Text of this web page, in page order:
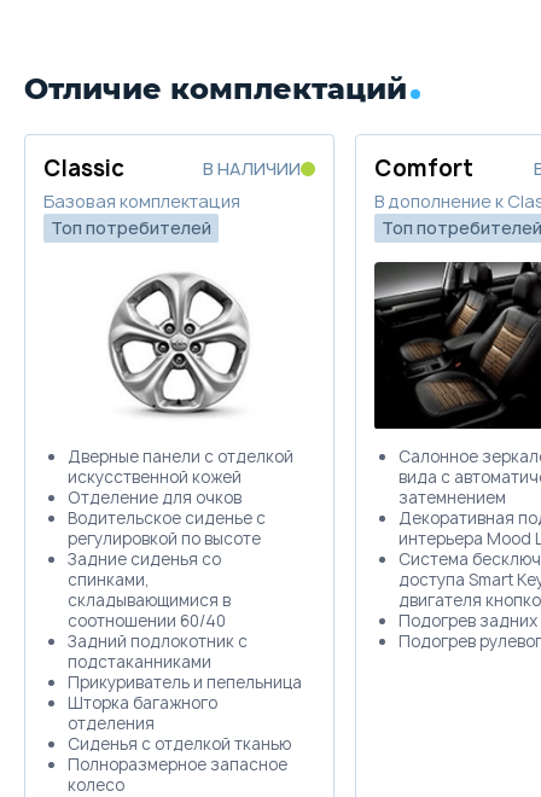
Отличие комплектаций
Classic
В НАЛИЧИИ
Базовая комплектация
Топ потребителей
Дверные панели с отделкой
искусственной кожей
Отделение для очков
Водительское сиденье с
регулировкой по высоте
Задние сиденья со
спинками,
складывающимися в
соотношении 60/40
Задний подлокотник с
подстаканниками
Прикуриватель и пепельница
Шторка багажного
отделения
Сиденья с отделкой тканью
Полноразмерное запасное
колесо
Comfort
В дополнение к
Топ потребителей
Салонное
вида с
затемнением
Декоративная
интерьера Mood
Система
доступа Smart
двигателя
Подогрев
Подогрев